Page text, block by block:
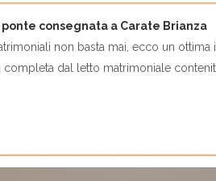
consegnata a Carate Brianza
non basta mai, ecco un
completa dal letto matrimoniale